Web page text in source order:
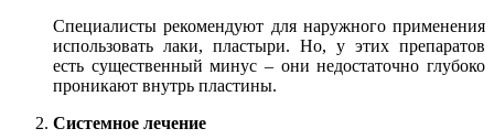
Специалисты рекомендуют для наружного применения
использовать лаки, пластыри. Но, у этих препаратов
есть существенный минус – они недостаточно глубоко
проникают внутрь пластины.
Системное лечение